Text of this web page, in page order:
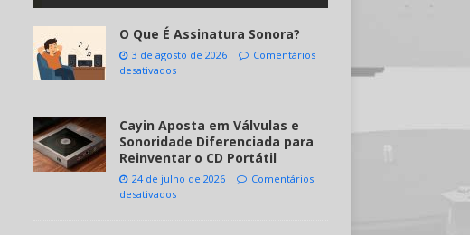
O Que É Assinatura Sonora?
3 de agosto de 2026
Comentários
desativados
Cayin Aposta em Válvulas e
Sonoridade Diferenciada para
Reinventar o CD Portátil
24 de julho de 2026
Comentários
desativados